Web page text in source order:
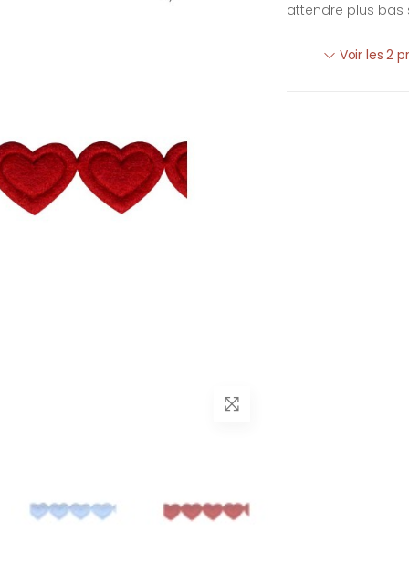
attendre plus bas
Voir les 2